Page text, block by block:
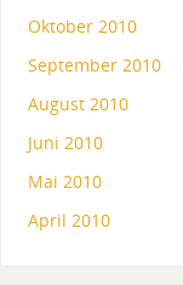
Oktober 2010
September 2010
August 2010
Juni 2010
Mai 2010
April 2010